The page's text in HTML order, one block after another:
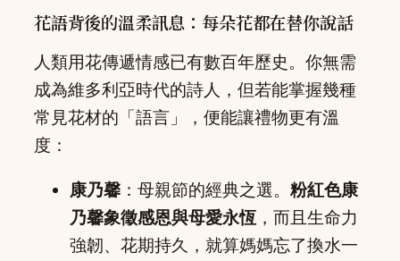
花語背後的溫柔訊息：每朵花都在替你說話
人類用花傳遞情感已有數百年歷史。你無需
成為維多利亞時代的詩人，但若能掌握幾種
常見花材的「語言」，便能讓禮物更有溫
度：
康乃馨 ：母親節的經典之選。 粉紅色康
乃馨象徵感恩與母愛永恆 ，而且生命力
強韌、花期持久，就算媽媽忘了換水一